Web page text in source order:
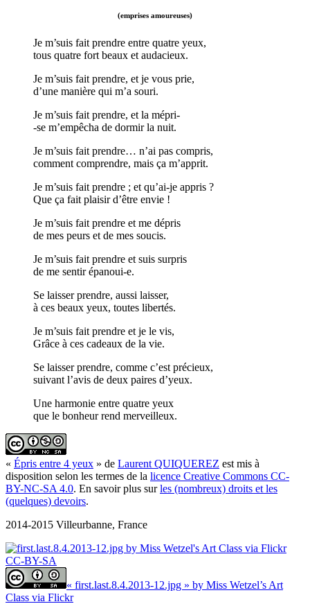
(emprises amoureuses)
Je m’suis fait prendre entre quatre yeux,
tous quatre fort beaux et audacieux.
Je m’suis fait prendre, et je vous prie,
d’une manière qui m’a souri.
Je m’suis fait prendre, et la mépri-
-se m’empêcha de dormir la nuit.
Je m’suis fait prendre… n’ai pas compris,
comment comprendre, mais ça m’apprit.
Je m’suis fait prendre ; et qu’ai-je appris ?
Que ça fait plaisir d’être envie !
Je m’suis fait prendre et me dépris
de mes peurs et de mes soucis.
Je m’suis fait prendre et suis surpris
de me sentir épanoui-e.
Se laisser prendre, aussi laisser,
à ces beaux yeux, toutes libertés.
Je m’suis fait prendre et je le vis,
Grâce à ces cadeaux de la vie.
Se laisser prendre, comme c’est précieux,
suivant l’avis de deux paires d’yeux.
Une harmonie entre quatre yeux
que le bonheur rend merveilleux.
« Épris entre 4 yeux » de Laurent QUIQUEREZ est mis à
disposition selon les termes de la licence Creative Commons CC-
BY-NC-SA 4.0. En savoir plus surles (nombreux) droits et les
(quelques) devoirs.
2014-2015 Villeurbanne, France
« first.last.8.4.2013-12.jpg » by Miss Wetzel’s Art
Class via Flickr